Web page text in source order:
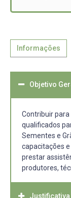
Informações
Objetivo
Contribuir
qualificados
Sementes e
capacitações
prestar
produtores,
Justificativa